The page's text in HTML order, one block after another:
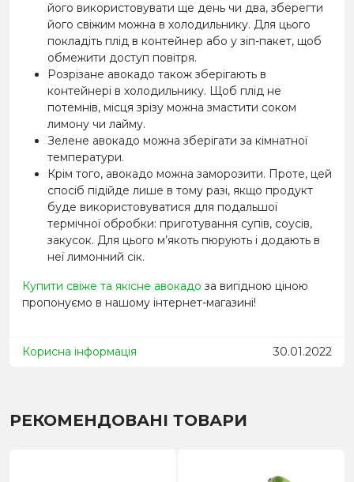
його використовувати ще день чи два, зберегти
його свіжим можна в холодильнику. Для цього
покладіть плід в контейнер або у зіп-пакет, щоб
обмежити доступ повітря.
Розрізане авокадо також зберігають в
контейнері в холодильнику. Щоб плід не
потемнів, місця зрізу можна змастити соком
лимону чи лайму.
Зелене авокадо можна зберігати за кімнатної
температури.
Крім того, авокадо можна заморозити. Проте, цей
спосіб підійде лише в тому разі, якщо продукт
буде використовуватися для подальшої
термічної обробки: приготування супів, соусів,
закусок. Для цього м’якоть пюрують і додають в
неї лимонний сік.
Купити свіже та якісне авокадо за вигідною ціною
пропонуємо в нашому інтернет-магазині!
Корисна інформація 30.01.2022
РЕКОМЕНДОВАНІ ТОВАРИ